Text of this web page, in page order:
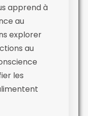
apprend à
au
explorer
au
les